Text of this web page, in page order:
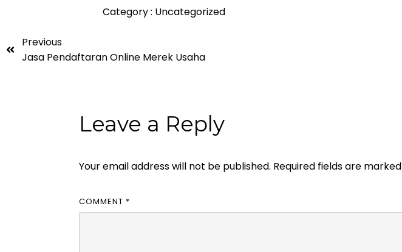
Category : Uncategorized
Previous
Jasa Pendaftaran Online Merek Usaha
Leave a Reply
Your email address will not be published. Required fields are marked
COMMENT *